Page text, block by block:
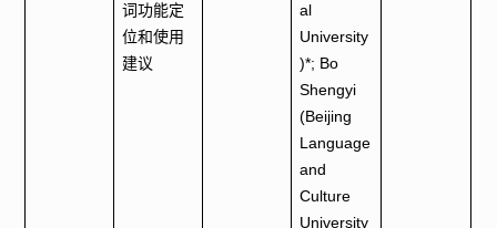
词功能定
位和使用
建议
al
University
)*; Bo
Shengyi
(Beijing
Language
and
Culture
University‌